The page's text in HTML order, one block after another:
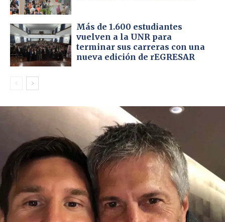
Más de 1.600 estudiantes
vuelven a la UNR para
terminar sus carreras con una
nueva edición de rEGRESAR